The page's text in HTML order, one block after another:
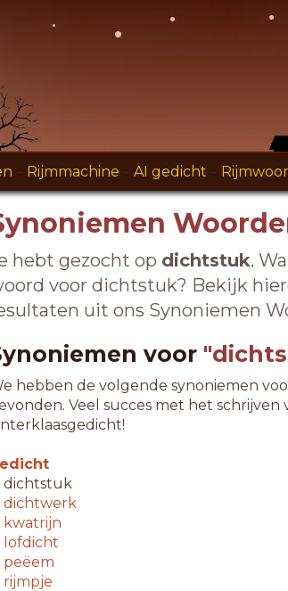
Rijmmachine AI gedicht
hebt gezocht op dichtstuk.
voor dichtstuk? Bekijk
uit ons Synoniemen
voor
hebben de volgende synoniemen
Veel succes met het schrijven
dichtstuk
dichtwerk
kwatrijn
lofdicht
peëem
rijmpje